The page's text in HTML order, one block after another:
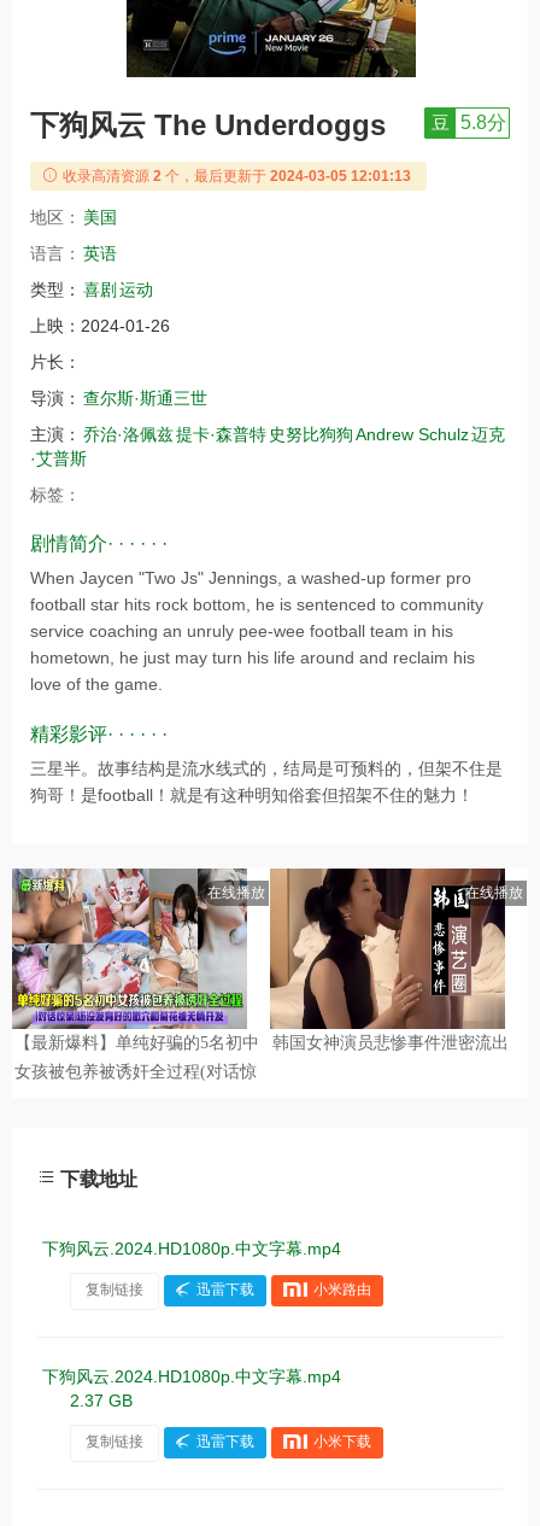
下狗风云 The Underdoggs 豆 5.8分
收录高清资源 2 个，最后更新于 2024-03-05 12:01:13
地区： 美国
语言： 英语
类型： 喜剧运动
上映： 2024-01-26
片长：
导演： 查尔斯·斯通三世
主演： 乔治·洛佩兹提卡·森普特 史努比狗狗Andrew Schulz迈克
·艾普斯
标签：
剧情简介· · · · · ·
When Jaycen "Two Js" Jennings, a washed-up former pro
football star hits rock bottom, he is sentenced to community
service coaching an unruly pee-wee football team in his
hometown, he just may turn his life around and reclaim his
love of the game.
精彩影评· · · · · ·
三星半。故事结构是流水线式的，结局是可预料的，但架不住是
狗哥！是football！就是有这种明知俗套但招架不住的魅力！
下载地址
下狗风云.2024.HD1080p.中文字幕.mp4
复制链接 迅雷下载 小米路由
下狗风云.2024.HD1080p.中文字幕.mp4
2.37 GB
复制链接 迅雷下载 小米下载